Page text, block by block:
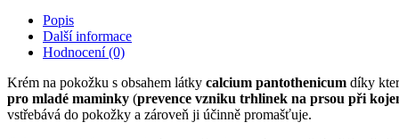
Popis
Další informace
Hodnocení (0)
Krém na pokožku s obsahem látky calcium pantothenicum díky
pro mladé maminky (prevence vzniku trhlinek na prsou při
vstřebává do pokožky a zároveň ji účinně promašťuje.